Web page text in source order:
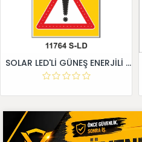
SOLAR LED'Lİ GÜNEŞ ENERJİLİ LEVHA